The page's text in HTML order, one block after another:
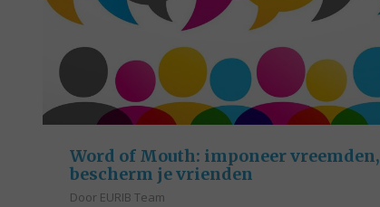
Word of Mouth: imponeer vreemden,
bescherm je vrienden
Door EURIB Team